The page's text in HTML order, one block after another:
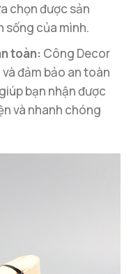
chọn được sản
sống của mình.
toàn: Công Decor
đảm bảo an toàn
bạn nhận được
và nhanh chóng